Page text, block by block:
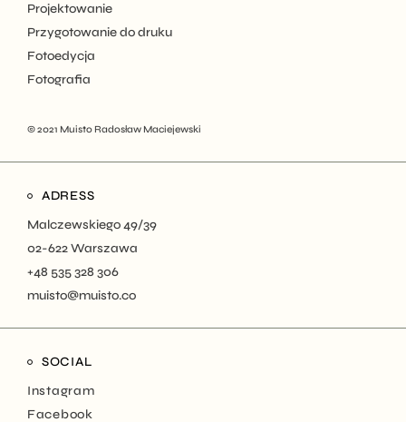
Projektowanie
Przygotowanie do druku
Fotoedycja
Fotografia
© 2021 Muisto Radosław Maciejewski
ADRESS
Malczewskiego 49/39
02-622 Warszawa
+48 535 328 306
muisto@muisto.co
SOCIAL
Instagram
Facebook